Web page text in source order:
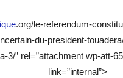
.org/le-referendum-
du-president-
3/” rel=”attachment wp-att-
link=”internal”>